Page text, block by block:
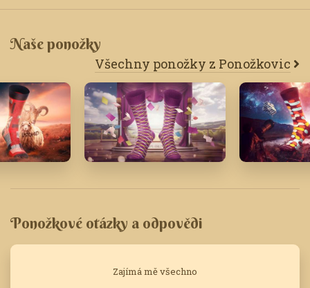
Naše ponožky
Všechny ponožky z Ponožkovic
Ponožkové otázky a odpovědi
Zajímá mě všechno